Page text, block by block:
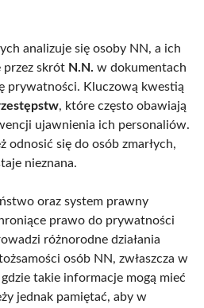
analizuje się osoby NN, a ich
przez skrót N.N. w dokumentach
prywatności. Kluczową kwestią
, które często obawiają
ujawnienia ich personaliów.
odnosić się do osób zmarłych,
nieznana.
oraz system prawny
prawo do prywatności
różnorodne działania
osób NN, zwłaszcza w
takie informacje mogą mieć
jednak pamiętać, aby w